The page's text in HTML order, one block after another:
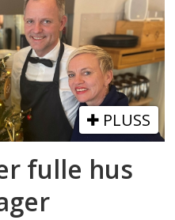
PLUSS
fulle hus